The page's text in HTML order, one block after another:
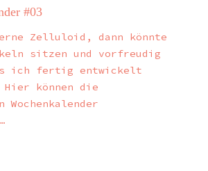
#03
Zelluloid, dann könnte
sitzen und vorfreudig
ich fertig entwickelt
können die
Wochenkalender